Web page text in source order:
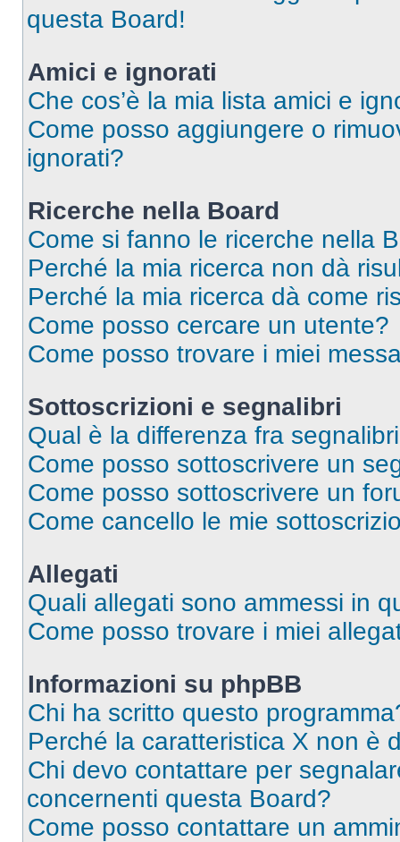
questa Board!
Amici e ignorati
Che cos’è la mia lista amici e
Come posso aggiungere o
ignorati?
Ricerche nella Board
Come si fanno le ricerche nella
Perché la mia ricerca non dà
Perché la mia ricerca dà come
Come posso cercare un utente?
Come posso trovare i miei
Sottoscrizioni e segnalibri
Qual è la differenza fra
Come posso sottoscrivere un
Come posso sottoscrivere un
Come cancello le mie
Allegati
Quali allegati sono ammessi in
Come posso trovare i miei
Informazioni su phpBB
Chi ha scritto questo
Perché la caratteristica X non è
Chi devo contattare per
concernenti questa Board?
Come posso contattare un